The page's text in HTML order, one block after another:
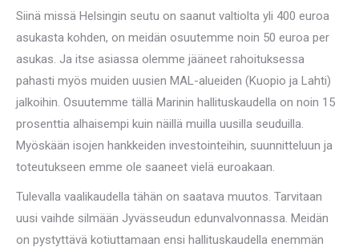
Siinä missä Helsingin seutu on saanut valtiolta yli 400 euroa
asukasta kohden, on meidän osuutemme noin 50 euroa per
asukas. Ja itse asiassa olemme jääneet rahoituksessa
pahasti myös muiden uusien MAL-alueiden (Kuopio ja Lahti)
jalkoihin. Osuutemme tällä Marinin hallituskaudella on noin 15
prosenttia alhaisempi kuin näillä muilla uusilla seuduilla.
Myöskään isojen hankkeiden investointeihin, suunnitteluun ja
toteutukseen emme ole saaneet vielä euroakaan.
Tulevalla vaalikaudella tähän on saatava muutos. Tarvitaan
uusi vaihde silmään Jyvässeudun edunvalvonnassa. Meidän
on pystyttävä kotiuttamaan ensi hallituskaudella enemmän